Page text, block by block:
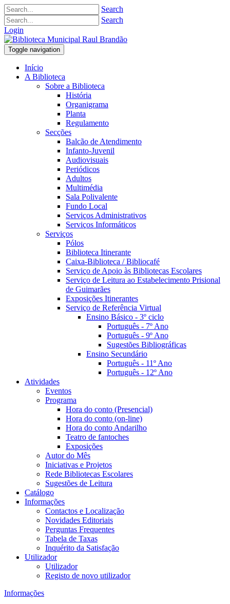
Search
Search
Login
Toggle navigation
Início
A Biblioteca
Sobre a Biblioteca
História
Organigrama
Planta
Regulamento
Secções
Balcão de Atendimento
Infanto-Juvenil
Audiovisuais
Periódicos
Adultos
Multimédia
Sala Polivalente
Fundo Local
Serviços Administrativos
Serviços Informáticos
Serviços
Pólos
Biblioteca Itinerante
Caixa-Biblioteca / Bibliocafé
Serviço de Apoio às Bibliotecas Escolares
Serviço de Leitura ao Estabelecimento Prisional
de Guimarães
Exposições Itinerantes
Serviço de Referência Virtual
Ensino Básico - 3º ciclo
Português - 7º Ano
Português - 9º Ano
Sugestões Bibliográficas
Ensino Secundário
Português - 11º Ano
Português - 12º Ano
Atividades
Eventos
Programa
Hora do conto (Presencial)
Hora do conto (on-line)
Hora do conto Andarilho
Teatro de fantoches
Exposições
Autor do Mês
Iniciativas e Projetos
Rede Bibliotecas Escolares
Sugestões de Leitura
Catálogo
Informações
Contactos e Localização
Novidades Editoriais
Perguntas Frequentes
Tabela de Taxas
Inquérito da Satisfação
Utilizador
Utilizador
Registo de novo utilizador
Informações